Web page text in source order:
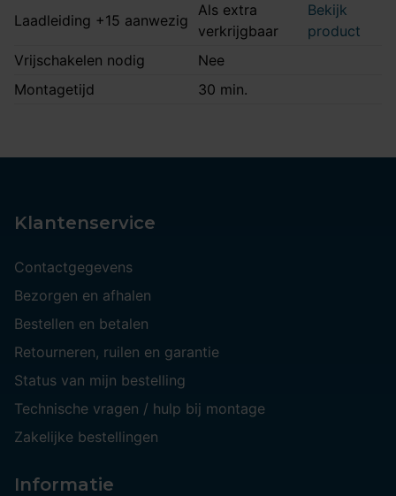
Laadleiding +15 aanwezig
Als extra
verkrijgbaar
Bekijk
product
Vrijschakelen nodig
Nee
Montagetijd
30 min.
Klantenservice
Contactgegevens
Bezorgen en afhalen
Bestellen en betalen
Retourneren, ruilen en garantie
Status van mijn bestelling
Technische vragen / hulp bij montage
Zakelijke bestellingen
Informatie